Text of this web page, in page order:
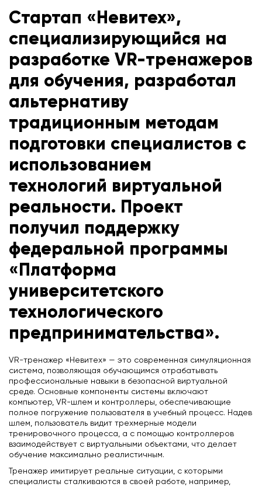
Стартап «Невитех»,
специализирующийся на
разработке VR-тренажеров
для обучения, разработал
альтернативу
традиционным методам
подготовки специалистов с
использованием
технологий виртуальной
реальности. Проект
получил поддержку
федеральной программы
«Платформа
университетского
технологического
предпринимательства».
VR-тренажер «Невитех» — это современная симуляционная
система, позволяющая обучающимся отрабатывать
профессиональные навыки в безопасной виртуальной
среде. Основные компоненты системы включают
компьютер, VR-шлем и контроллеры, обеспечивающие
полное погружение пользователя в учебный процесс. Надев
шлем, пользователь видит трехмерные модели
тренировочного процесса, а с помощью контроллеров
взаимодействует с виртуальными объектами, что делает
обучение максимально реалистичным.
Тренажер имитирует реальные ситуации, с которыми
специалисты сталкиваются в своей работе, например,